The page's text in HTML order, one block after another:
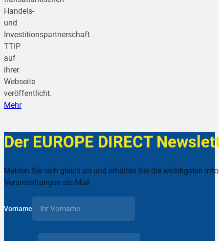
Handels-
und
Investitionspartnerschaft
TTIP
auf
ihrer
Webseite
veröffentlicht.
Mehr
Der EUROPE DIRECT
Melden Sie sich gleich an und erhalten Sie die wichtigsten
Veranstaltungen als Mail
Vorname